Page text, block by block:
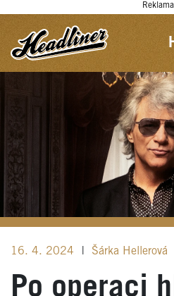
Reklama
16. 4. 2024 Šárka Hellerová
Po operaci